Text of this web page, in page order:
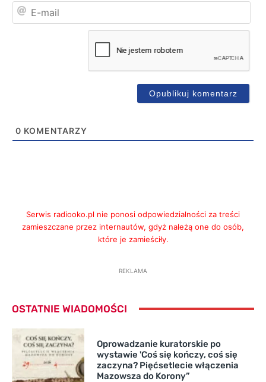
0 KOMENTARZY
Serwis radiooko.pl nie ponosi odpowiedzialności za treści
zamieszczane przez internautów, gdyż należą one do osób,
które je zamieściły.
REKLAMA
OSTATNIE WIADOMOŚCI
Oprowadzanie kuratorskie po
wystawie 'Coś się kończy, coś się
zaczyna? Pięćsetlecie włączenia
Mazowsza do Korony”